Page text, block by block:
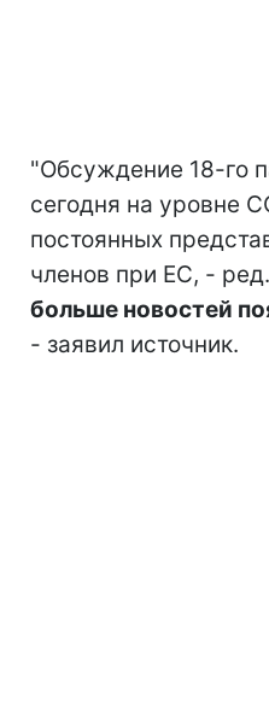
"Обсуждение 18-го
сегодня на уровне
постоянных
членов при ЕС, -
больше новостей
- заявил источник.